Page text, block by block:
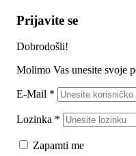
Prijavite se
Dobrodošli!
Molimo Vas unesite svoje
E-Mail *
Lozinka *
Zapamti me